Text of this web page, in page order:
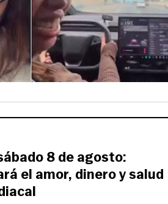
8 de agosto:
el amor, dinero y salud